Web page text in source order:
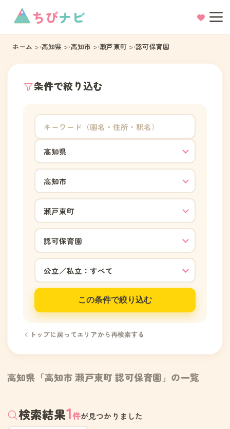
ちびナビ
ホーム 高知県 高知市 瀬戸東町 認可保育園
条件で絞り込む
この条件で絞り込む
トップに戻ってエリアから再検索する
高知県「高知市 瀬戸東町 認可保育園」の一覧
検索結果1件が見つかりました